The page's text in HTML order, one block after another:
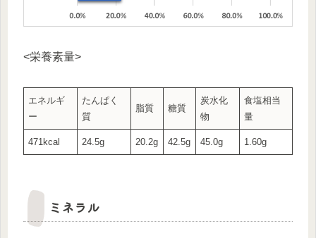
<栄養素量>
エネルギ
ー
たんぱく
質
脂質 糖質
炭水化
物
食塩相当
量
471kcal 24.5g 20.2g 42.5g 45.0g 1.60g
ミネラル